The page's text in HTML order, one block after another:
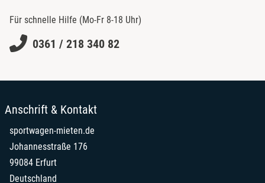
Für schnelle Hilfe (Mo-Fr 8-18 Uhr)
0361 / 218 340 82
Anschrift & Kontakt
sportwagen-mieten.de
Johannesstraße 176
99084 Erfurt
Deutschland